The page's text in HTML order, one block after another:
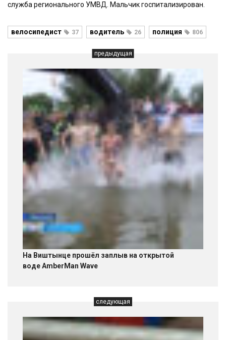
служба регионального УМВД. Мальчик госпитализирован.
велосипедист 37 водитель 26 полиция 806
предыдущая
На Виштынце прошёл заплыв на открытой
воде AmberMan Wave
следующая